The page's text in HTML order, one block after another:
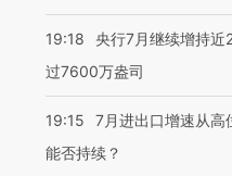
19:18
央行7月继续增持近
过7600万盎司
19:15
7月进出口增速从高
能否持续？